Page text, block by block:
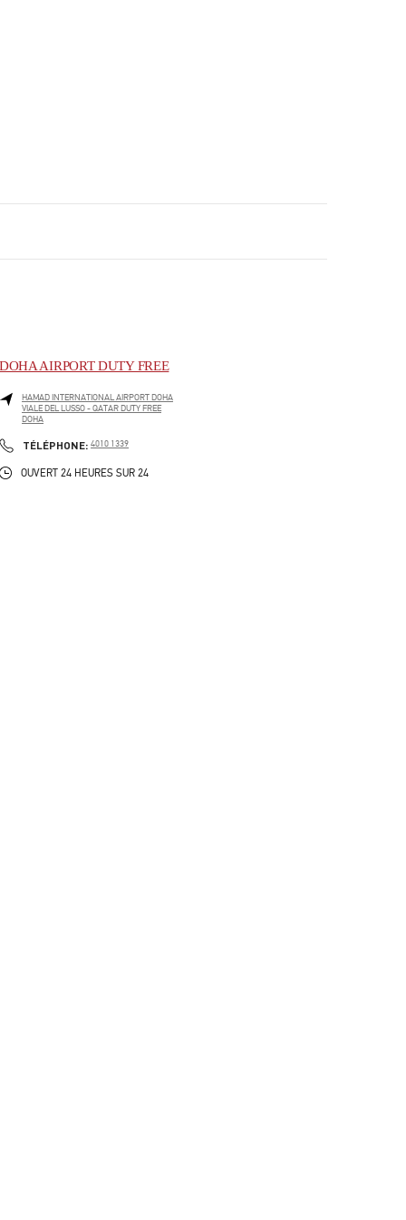
DOHA AIRPORT DUTY FREE
HAMAD INTERNATIONAL AIRPORT DOHA
VIALE DEL LUSSO - QATAR DUTY FREE
DOHA
TÉLÉPHONE: PHONE
4010 1339
OUVERT 24 HEURES SUR 24